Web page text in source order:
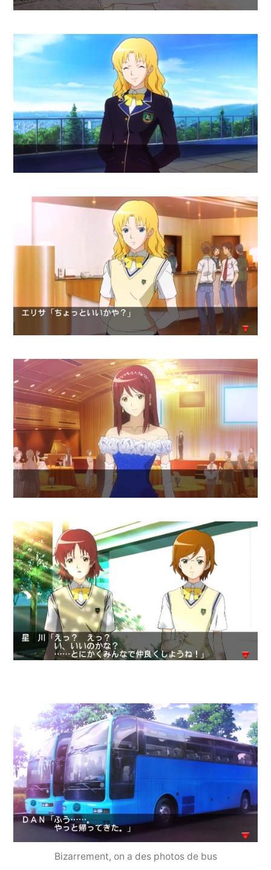
Bizarrement, on a des photos de bus